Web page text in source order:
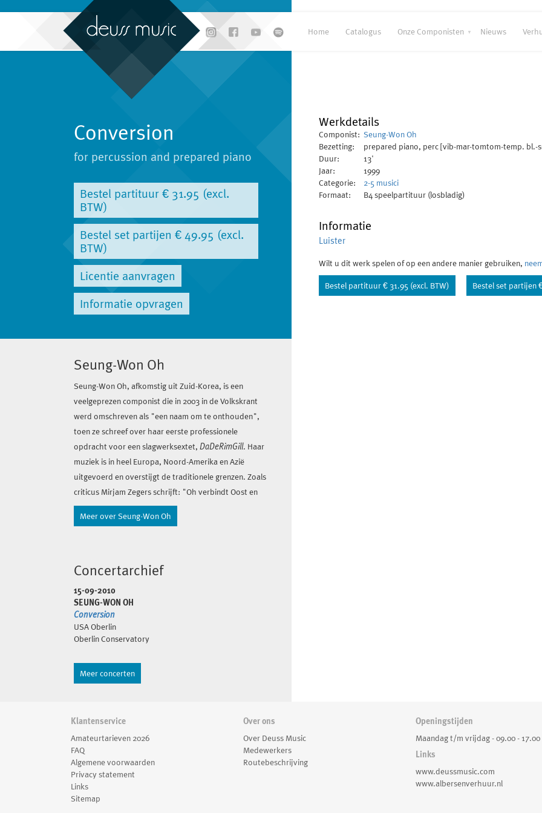
Home Catalogus Onze Componisten Nieuws
Conversion
for percussion and prepared piano
Bestel partituur € 31.95 (excl.
BTW)
Bestel set partijen € 49.95 (excl.
BTW)
Licentie aanvragen
Informatie opvragen
Seung-Won Oh
Seung-Won Oh, afkomstig uit Zuid-Korea, is een
veelgeprezen componist die in 2003 in de Volkskrant
werd omschreven als "een naam om te onthouden",
toen ze schreef over haar eerste professionele
opdracht voor een slagwerksextet, DaDeRimGill. Haar
muziek is in heel Europa, Noord-Amerika en Azië
uitgevoerd en overstijgt de traditionele grenzen. Zoals
criticus Mirjam Zegers schrijft: "Oh verbindt Oost en
West, levendige beweging en stilte, puur geluid en
ritueel theater, gelaagde structuren en transparantie."
tegenover een ensemble, waardoor ruimte ontstaat
wil van het individu en de eisen van het collectief is een
veelvoorkomend thema. De laatste jaren heeft een
snel groeiende belangstelling voor theater, ruimte,
beweging en interactie met het publiek geleid tot
uitvoerenden vereisen. Haar meest recente
traject van haar interesses.
creëert een diep
spirituele en theatrale muziekervaring van een
symbolisch begrafenisritueel. (In tegenstelling tot de
traditionele opzet van de requiemmis zijn de solist,
het koor, het slagwerkkwartet en het orkest
aanvankelijk onafhankelijk van elkaar op verschillende
Meer over Seung-Won Oh
Concertarchief
15-09-2010
SEUNG-WON OH
Conversion
USA Oberlin
Oberlin Conservatory
Meer concerten
Werkdetails
Componist: Seung-Won Oh
Bezetting: prepared piano, perc [vib-mar-tomtom-temp.
Duur:
13'
Jaar:
1999
Categorie:
2-5 musici
Formaat:
B4 speelpartituur (losbladig)
Informatie
Luister
Wilt u dit werk spelen of op een andere manier gebruiken,
Bestel partituur € 31.95 (excl. BTW) Bestel set partijen
Klantenservice
Amateurtarieven 2026
FAQ
Algemene voorwaarden
Privacy statement
Links
Sitemap
Over ons
Over Deuss Music
Medewerkers
Routebeschrijving
Openingstijden
Maandag t/m vrijdag - 09.00 - 17.00
Links
www.deussmusic.com
www.albersenverhuur.nl